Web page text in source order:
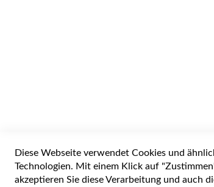
Diese Webseite verwendet Cookies und
Technologien. Mit einem Klick auf
akzeptieren Sie diese Verarbeitung und auch